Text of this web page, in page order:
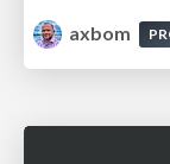
axbom